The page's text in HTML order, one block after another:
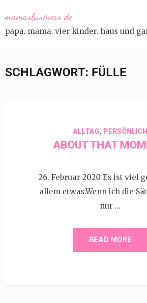
to
content
mamasbusiness.de
papa. mama. vier kinder. haus und
SCHLAGWORT: FÜLLE
ALLTAG, PERSÖNLICH
ABOUT THAT
26. Februar 2020 Es ist viel
allem etwas.Wenn ich die
nur …
READ MORE